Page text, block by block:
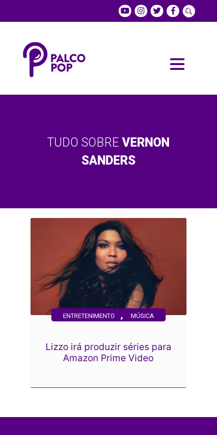
TUDO SOBREVERNON
SANDERS
ENTRETENIMENTO , MÚSICA
Lizzo irá produzir séries para
Amazon Prime Video